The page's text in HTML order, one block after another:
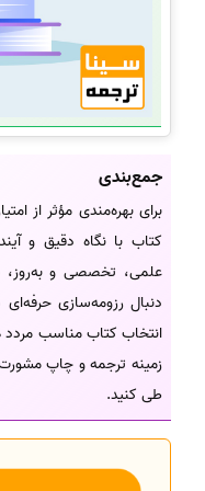
جمع‌بندی
برای بهره‌مندی مؤثر از
کتاب با نگاه دقیق و
علمی، تخصصی و به‌روز،
دنبال رزومه‌سازی حرفه‌ای
انتخاب کتاب مناسب
زمینه ترجمه و چاپ
طی کنید.